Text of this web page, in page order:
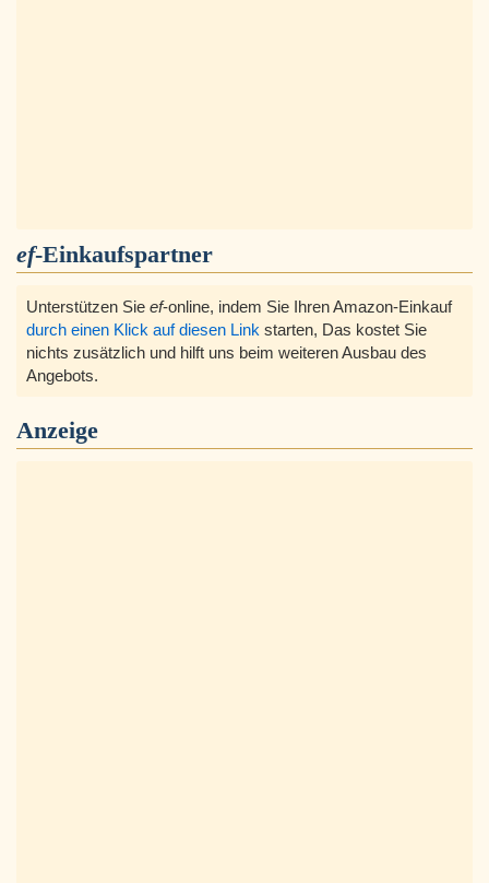
ef-Einkaufspartner
Unterstützen Sie ef-online, indem Sie Ihren Amazon-Einkauf
durch einen Klick auf diesen Link starten, Das kostet Sie
nichts zusätzlich und hilft uns beim weiteren Ausbau des
Angebots.
Anzeige